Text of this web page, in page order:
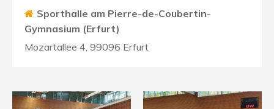
Sporthalle am Pierre-de-Coubertin-
Gymnasium (Erfurt)
Mozartallee 4, 99096 Erfurt